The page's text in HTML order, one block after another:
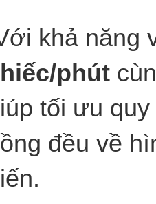
khả năng
phút
tối ưu
đều về